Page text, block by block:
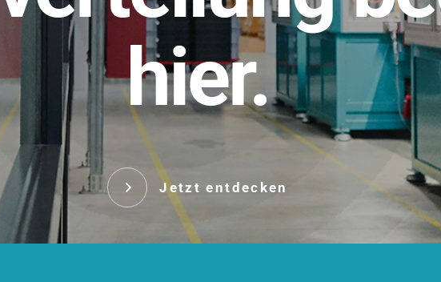
hier.
Jetzt entdecken
Robust im Alltag,
im Ausbau.
Das innovative Stecksystem für
robust, IP-geschützt und
Jetzt entdecken